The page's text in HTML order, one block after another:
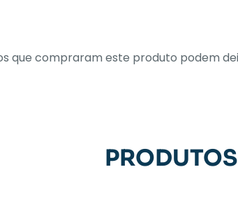
que compraram este produto podem